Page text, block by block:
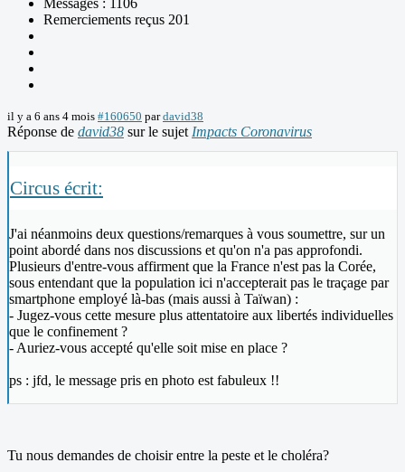
Remerciements reçus 201
il y a 6 ans 4 mois #160650 pardavid38
Réponse de david38 sur le sujet Impacts Coronavirus
Circus écrit:
J'ai néanmoins deux questions/remarques à vous soumettre, sur un
point abordé dans nos discussions et qu'on n'a pas approfondi.
Plusieurs d'entre-vous affirment que la France n'est pas la Corée,
sous entendant que la population ici n'accepterait pas le traçage par
smartphone employé là-bas (mais aussi à Taïwan) :
- Jugez-vous cette mesure plus attentatoire aux libertés individuelles
que le confinement ?
- Auriez-vous accepté qu'elle soit mise en place ?
ps : jfd, le message pris en photo est fabuleux !!
Tu nous demandes de choisir entre la peste et le choléra?